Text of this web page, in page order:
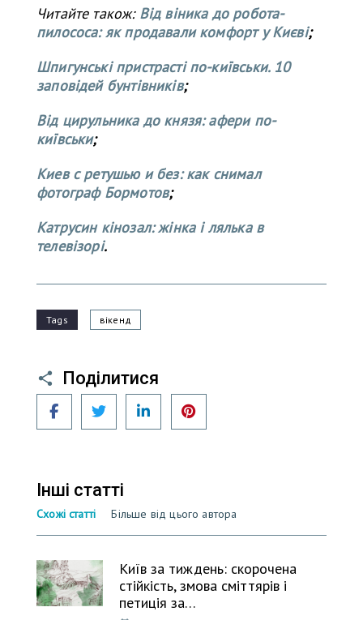
Читайте також: Від віника до робота-
пилососа: як продавали комфорт у Києві;
Шпигунські пристрасті по-київськи. 10
заповідей бунтівників;
Від цирульника до князя: афери по-
київськи;
Киев с ретушью и без: как снимал
фотограф Бормотов;
Катрусин кінозал: жінка і лялька в
телевізорі.
Tags вікенд
Поділитися
Facebook Twitter LinkedIn
Інші статті
Схожі статті Більше від цього автора
Київ за тиждень: скорочена
стійкість, змова сміттярів і
петиція за…